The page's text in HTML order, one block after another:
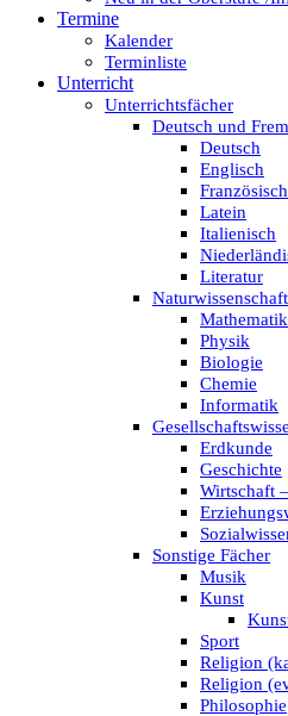
Termine
Kalender
Terminliste
Unterricht
Unterrichtsfächer
Deutsch und
Deutsch
Englisch
Französisch
Latein
Italienisch
Literatur
Mathematik
Physik
Biologie
Chemie
Informatik
Erdkunde
Geschichte
Wirtschaft
Sonstige Fächer
Musik
Kunst
Sport
Religion
Religion
Philosophie